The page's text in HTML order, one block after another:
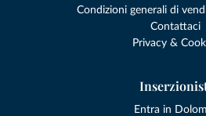
Condizioni generali di
Contattaci
Privacy &
Entra in